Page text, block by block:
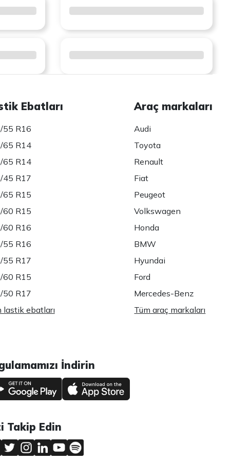
Ebatları
55 R16
65 R14
65 R14
45 R17
65 R15
60 R15
60 R16
55 R16
55 R17
60 R15
50 R17
lastik ebatları
Araç markaları
Audi
Toyota
Renault
Fiat
Peugeot
Volkswagen
Honda
BMW
Hyundai
Ford
Mercedes-Benz
Tüm araç markaları
İndirin
Takip Edin